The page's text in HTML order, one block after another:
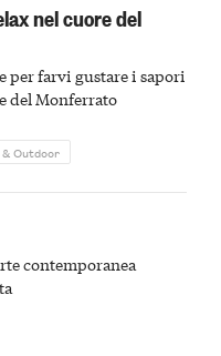
nel cuore del
per farvi gustare i sapori
del Monferrato
Outdoor
contemporanea